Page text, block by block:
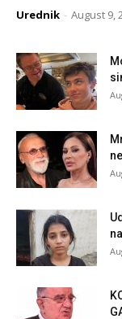
Urednik - August 9,